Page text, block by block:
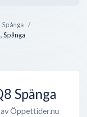
Spånga
Spångamot företag
Spånga
Öppettider.nu